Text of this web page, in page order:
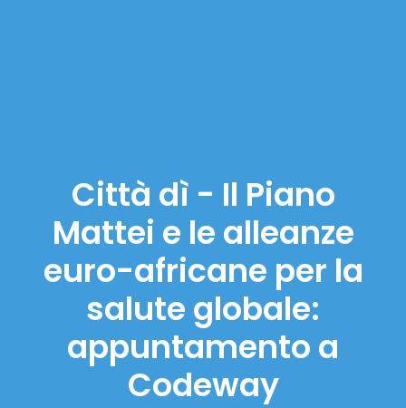
Città dì - Il Piano
Mattei e le alleanze
euro-africane per la
salute globale:
appuntamento a
Codeway